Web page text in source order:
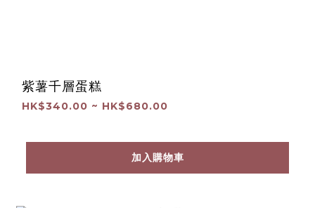
紫薯千層蛋糕
HK$340.00 ~ HK$680.00
加入購物車